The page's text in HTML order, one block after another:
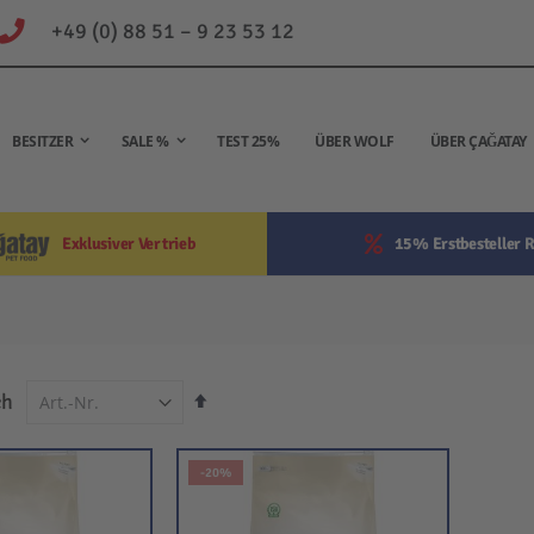
+49 (0) 88 51 – 9 23 53 12
BESITZER SALE % TEST 25% ÜBER WOLF ÜBER ÇAĞATAY
Exklusiver Vertrieb 15% Erstbesteller
In
Reihenfolge
-20%